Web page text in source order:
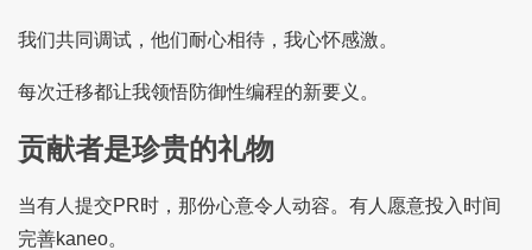
我们共同调试，他们耐心相待，我心怀感激。
每次迁移都让我领悟防御性编程的新要义。
贡献者是珍贵的礼物
当有人提交PR时，那份心意令人动容。有人愿意投入时间
完善kaneo。